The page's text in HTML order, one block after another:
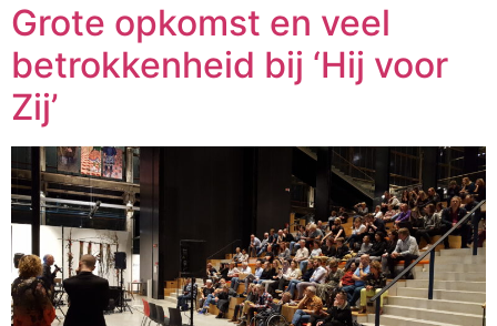
Grote opkomst en veel
betrokkenheid bij ‘Hij voor
Zij’